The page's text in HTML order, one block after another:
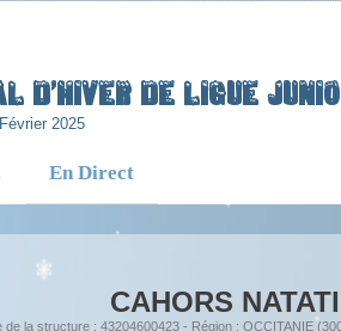
d’Hiver de Ligue
2025
En Direct
CAHORS
de la structure : 43204600423 - Région : OCCITANIE